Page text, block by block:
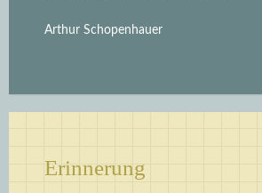
Arthur Schopenhauer
Erinnerung